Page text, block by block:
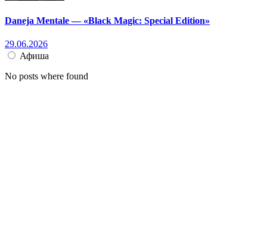
Daneja Mentale — «Black Magic: Special Edition»
29.06.2026
Афиша
No posts where found